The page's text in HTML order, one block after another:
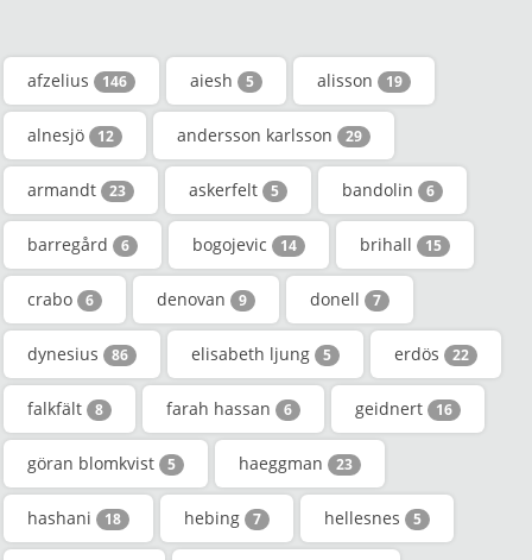
afzelius 146 aiesh 5 alisson 19
alnesjö 12 andersson karlsson 29
armandt 23 askerfelt 5 bandolin 6
barregård 6 bogojevic 14 brihall 15
crabo 6 denovan 9 donell 7
dynesius 86 elisabeth ljung 5 erdös 22
falkfält 8 farah hassan 6 geidnert 16
göran blomkvist 5 haeggman 23
hashani 18 hebing 7 hellesnes 5